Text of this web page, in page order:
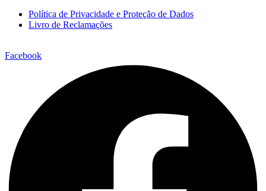
Política de Privacidade e Proteção de Dados
Livro de Reclamações
Facebook